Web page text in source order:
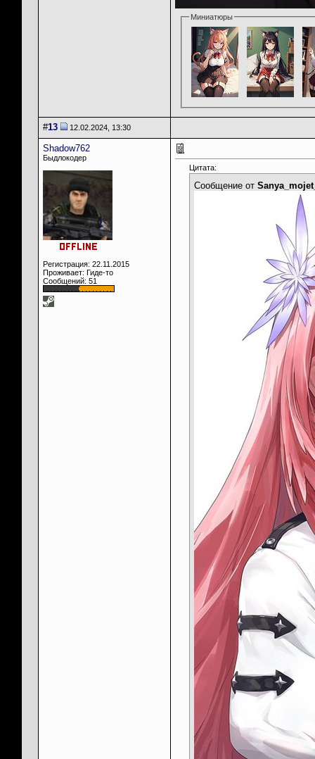
Миниатюры
#13 12.02.2024, 13:30
Shadow762
Быдлокодер
Регистрация: 22.11.2015
Проживает: Гиде-то
Сообщений: 51
Цитата:
Сообщение от